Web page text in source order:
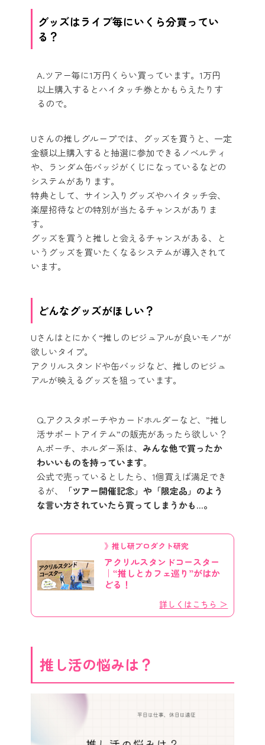
グッズはライブ毎にいくら分買ってい
る？
A.ツアー毎に1万円くらい買っています。1万円
以上購入するとハイタッチ券とかもらえたりす
るので。
Uさんの推しグループでは、グッズを買うと、一定
金額以上購入すると抽選に参加できるノベルティ
や、ランダム缶バッジがくじになっているなどの
システムがあります。
特典として、サイン入りグッズやハイタッチ会、
楽屋招待などの特別が当たるチャンスがありま
す。
グッズを買うと推しと会えるチャンスがある、と
いうグッズを買いたくなるシステムが導入されて
います。
どんなグッズがほしい？
Uさんはとにかく“推しのビジュアルが良いモノ”が
欲しいタイプ。
アクリルスタンドや缶バッジなど、推しのビジュ
アルが映えるグッズを狙っています。
Q.アクスタポーチやカードホルダーなど、”推し
活サポートアイテム”の販売があったら欲しい？
A.ポーチ、ホルダー系は、 みんな他で買ったか
わいいものを持っています。
公式で売っているとしたら、1個買えば満足でき
るが、
「ツアー開催記念」や「限定品」のよう
な言い方されていたら買ってしまうかも…。
》推し研プロダクト研究
アクリルスタンドコースター
｜“推しとカフェ巡り”がはか
どる！
詳しくはこちら ＞
推し活の悩みは？